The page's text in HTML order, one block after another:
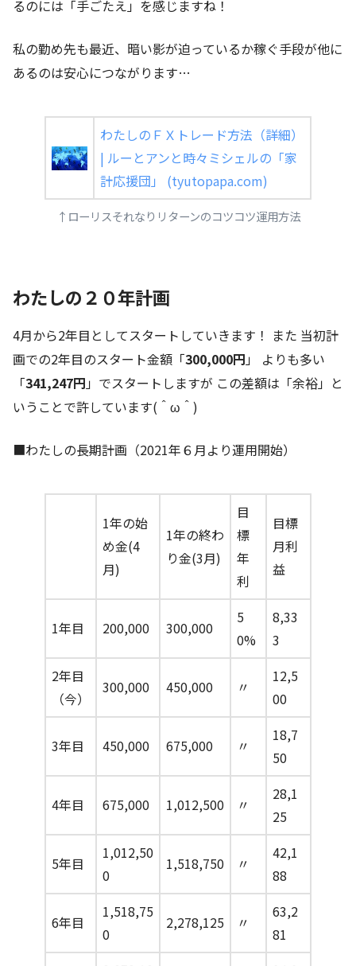
るのには「手ごたえ」を感じますね！
私の勤め先も最近、暗い影が迫っているか稼ぐ手段が他に
あるのは安心につながります…
わたしのＦＸトレード方法（詳細）
| ルーとアンと時々ミシェルの「家
計応援団」 (tyutopapa.com)
↑ローリスそれなりリターンのコツコツ運用方法
わたしの２０年計画
4月から2年目としてスタートしていきます！ また 当初計
画での2年目のスタート金額「300,000円」 よりも多い
「341,247円」でスタートしますが この差額は「余裕」と
いうことで許しています(＾ω＾)
■わたしの長期計画（2021年６月より運用開始）
1年の始
め金(4
月)
1年の終わ
り金(3月)
目
標
年
利
目標
月利
益
1年目 200,000 300,000
5
0%
8,33
3
2年目
（今）
300,000 450,000 〃
12,5
00
3年目 450,000 675,000 〃
18,7
50
4年目 675,000 1,012,500 〃
28,1
25
5年目
1,012,50
0
1,518,750 〃
42,1
88
6年目
1,518,75
0
2,278,125 〃
63,2
81